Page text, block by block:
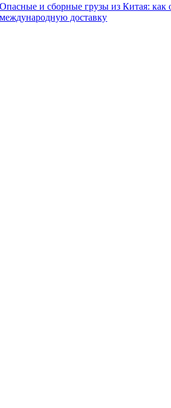
Опасные и сборные грузы из Китая: как
международную доставку